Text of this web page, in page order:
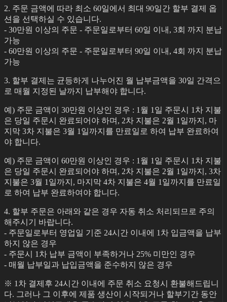
2. 주문 금액에 따라 최소 60일에서 최대 90일간 할부 결제 옵
션을 선택하실 수 있습니다.
- 30만원 이상의 주문 - 주문일로부터 60일 이내, 3회 까지 분납
가능
- 60만원 이상의 주문 - 주문일로부터 90일 이내, 4회 까지 분납
가능
3. 할부 결제는 균등하게 나누어진 월 납부금액을 30일 간격으
로 매월 지정된 날까지 납부해야 합니다.
예) 주문 금액이 30만원 이상인 경우 : 1월 1일 주문시 1차 지불
은 당일 주문시 완료되어야 하며, 2차 지불은 2월 1일까지, 마
지막 3차 지불은 3월 1일까지를 만료일로 하여 납부 완료하여
야 합니다.
예) 주문 금액이 60만원 이상인 경우 : 1월 1일 주문시 1차 지불
은 당일 주문시 완료되어야 하며, 2차 지불은 2월 1일까지, 3차
지불은 3월 1일까지, 마지막 4차 지불은 4월 1일까지를 만료일
로 하여 납부 완료하여야 합니다.
4. 할부 주문은 아래와 같은 경우 자동 취소 처리되므로 주의
해주시기 바랍니다.
- 주문일로부터 영업일 기준 24시간 이내에 1차 입금액을 납부
하지 않은 경우
- 주문시 1차 납부 금액이 부족하거나 25% 미만인 경우
- 매월 납부일과 납입금액을 준수하지 않은 경우
※ 1차 결제후 24시간 이내에 주문 취소 요청시 환불해드립니
다. 그러나 그 이후에 제품 생산이 시작되거나 할부기간 동안